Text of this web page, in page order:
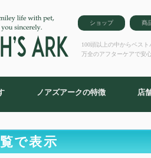
ショップ 商
100頭以上の中からベス
万全のアフターケアで安
ノアズアークの特徴 店
で表示